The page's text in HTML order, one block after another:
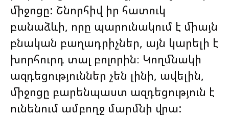
միջոցը: Շնորհիվ իր հատուկ
բանաձևի, որը պարունակում է միայն
բնական բաղադրիչներ, այն կարելի է
խորհուրդ տալ բոլորին։ Կողմնակի
ազդեցություններ չեն լինի, ավելին,
միջոցը բարենպաստ ազդեցություն է
ունենում ամբողջ մարմնի վրա: